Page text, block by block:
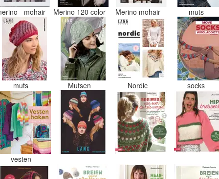
- mohair Merino 120 color Merino mohair muts
muts Mutsen Nordic socks
vesten